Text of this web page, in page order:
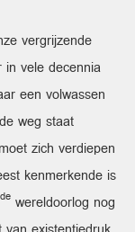
vergrijzende
vele decennia
een volwassen
weg staat
zich verdiepen
kenmerkende is
de wereldoorlog nog